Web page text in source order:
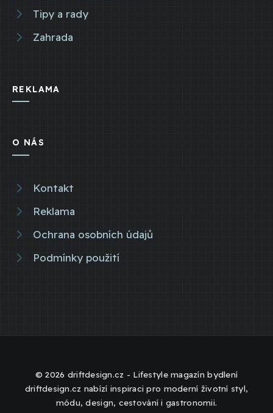
Tipy a rady
Zahrada
REKLAMA
O NÁS
Kontakt
Reklama
Ochrana osobních údajů
Podmínky použití
© 2026 driftdesign.cz - Lifestyle magazín bydlení
driftdesign.cz nabízí inspiraci pro moderní životní styl,
módu, design, cestování i gastronomii.